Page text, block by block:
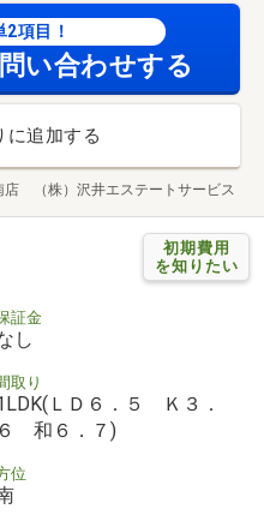
2項目！
い合わせする
に追加する
店 （株）沢井エステートサービス
初期費用
を知りたい
証金
し
取り
ＬＤ６．５ Ｋ３．
６ 和６．７)
位